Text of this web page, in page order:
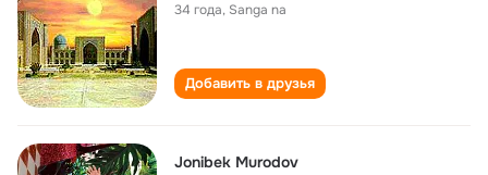
34 года, Sanga na
Добавить в друзья
Jonibek Murodov